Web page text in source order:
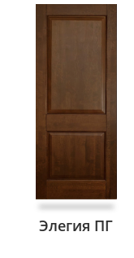
Элегия ПГ